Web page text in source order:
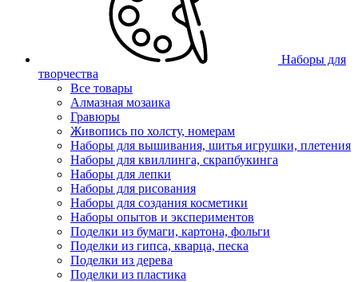
Наборы для
творчества
Все товары
Алмазная мозаика
Гравюры
Живопись по холсту, номерам
Наборы для вышивания, шитья игрушки, плетения
Наборы для квиллинга, скрапбукинга
Наборы для лепки
Наборы для рисования
Наборы для создания косметики
Наборы опытов и экспериментов
Поделки из бумаги, картона, фольги
Поделки из гипса, кварца, песка
Поделки из дерева
Поделки из пластика